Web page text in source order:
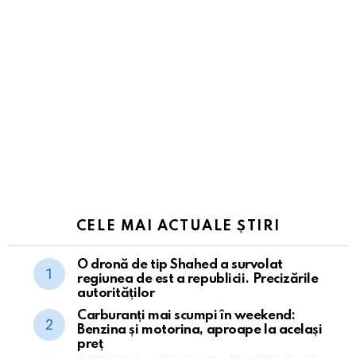
CELE MAI ACTUALE ȘTIRI
O dronă de tip Shahed a survolat
regiunea de est a republicii. Precizările
autorităților
Carburanți mai scumpi în weekend:
Benzina și motorina, aproape la același
preț